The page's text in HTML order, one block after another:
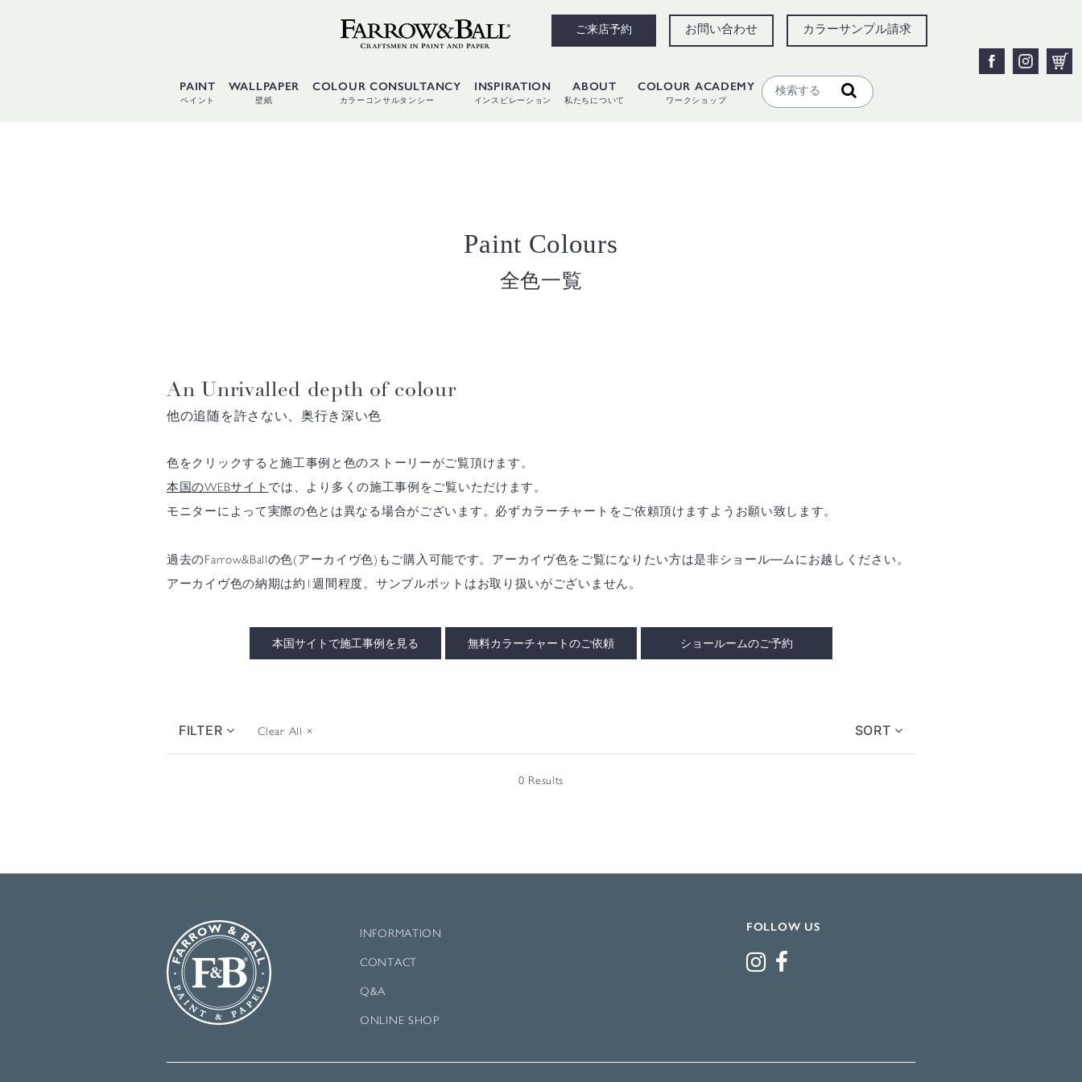
ご来店予約 お問い合わせ カラーサンプル請求
PAINT
ペイント
WALLPAPER
壁紙
COLOUR CONSULTANCY
カラーコンサルタンシー
INSPIRATION
インスピレーション
ABOUT
私たちについて
COLOUR ACADEMY
ワークショップ
Paint Colours
全色一覧
An Unrivalled depth of colour
他の追随を許さない、奥行き深い色
色をクリックすると施工事例と色のストーリーがご覧頂けます。
本国のWEBサイト では、より多くの施工事例をご覧いただけます。
モニターによって実際の色とは異なる場合がございます。必ずカラーチャートをご依頼頂けますようお願い致します。
過去のFarrow&Ballの色(アーカイヴ色)もご購入可能です。アーカイヴ色をご覧になりたい方は是非ショール―ムにお越しください。
アーカイヴ色の納期は約1週間程度。サンプルポットはお取り扱いがございません。
本国サイトで施工事例を見る 無料カラーチャートのご依頼 ショールームのご予約
FILTER Clear All × SORT
0 Results
INFORMATION
CONTACT
Q&A
ONLINE SHOP
FOLLOW US